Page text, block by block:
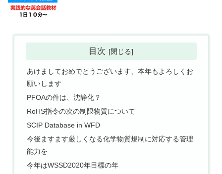
目次
あけましておめでとうございます、本年もよろしくお
願いします
PFOAの件は、沈静化？
RoHS指令の次の制限物質について
SCIP Database in WFD
今後ますます厳しくなる化学物質規制に対応する管理
能力を
今年はWSSD2020年目標の年